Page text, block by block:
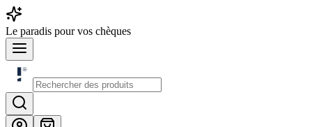
Le paradis pour vos chèques